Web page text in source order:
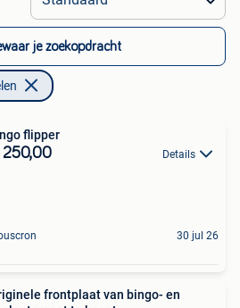
je zoekopdracht
flipper
Details
30 jul 26
frontplaat van bingo- en